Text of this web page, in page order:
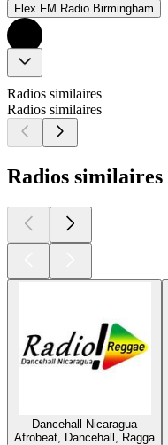
Flex FM Radio Birmingham
Radios similaires
Radios similaires
Radios similaires
Dancehall Nicaragua
Afrobeat, Dancehall, Ragga